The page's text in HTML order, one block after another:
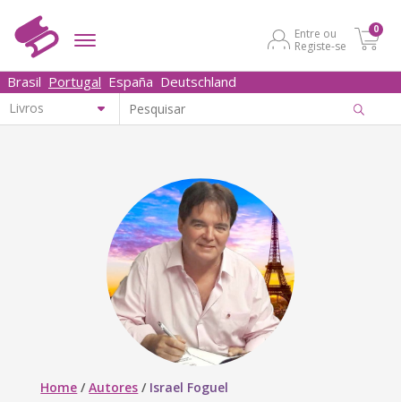
Entre ou
Registe-se
0
Brasil Portugal España Deutschland
Home /Autores / Israel Foguel